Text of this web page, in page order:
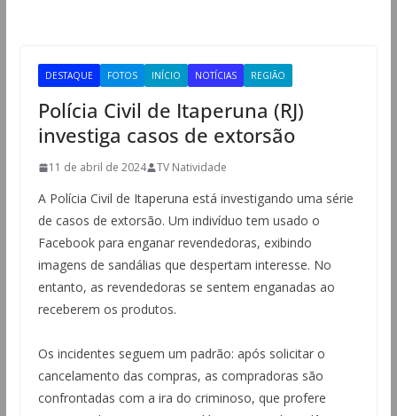
DESTAQUE FOTOS INÍCIO NOTÍCIAS REGIÃO
Polícia Civil de Itaperuna (RJ)
investiga casos de extorsão
11 de abril de 2024 TV Natividade
A Polícia Civil de Itaperuna está investigando uma série
de casos de extorsão. Um indivíduo tem usado o
Facebook para enganar revendedoras, exibindo
imagens de sandálias que despertam interesse. No
entanto, as revendedoras se sentem enganadas ao
receberem os produtos.
Os incidentes seguem um padrão: após solicitar o
cancelamento das compras, as compradoras são
confrontadas com a ira do criminoso, que profere